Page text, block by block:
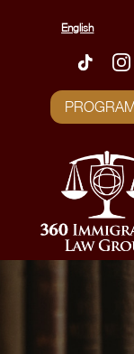
English